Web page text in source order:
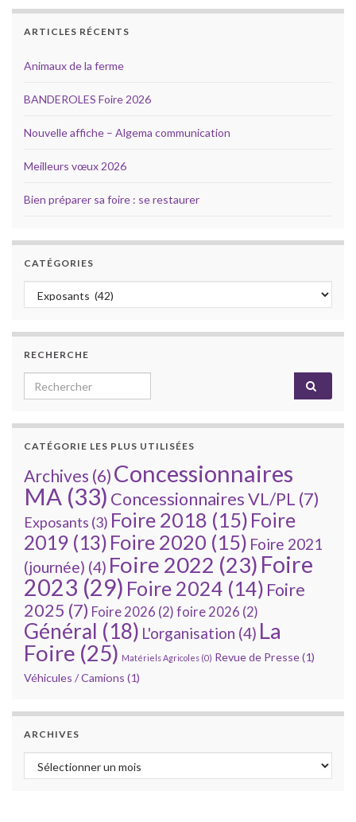
ARTICLES RÉCENTS
Animaux de la ferme
BANDEROLES Foire 2026
Nouvelle affiche – Algema communication
Meilleurs vœux 2026
Bien préparer sa foire : se restaurer
CATÉGORIES
Catégories
RECHERCHE
Search for:
CATÉGORIE LES PLUS UTILISÉES
Archives (6) Concessionnaires
MA (33) Concessionnaires VL/PL (7)
Exposants (3) Foire 2018 (15) Foire
2019 (13) Foire 2020 (15) Foire 2021
(journée) (4) Foire 2022 (23) Foire
2023 (29) Foire 2024 (14) Foire
2025 (7) Foire 2026 (2) foire 2026 (2)
Général (18) L'organisation (4) La
Foire (25) Matériels Agricoles (0) Revue de Presse(1)
Véhicules / Camions (1)
ARCHIVES
Archives